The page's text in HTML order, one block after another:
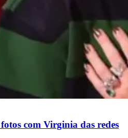
com Virginia das redes